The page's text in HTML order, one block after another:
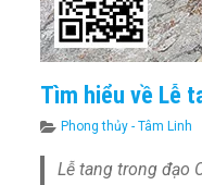
Tìm hiểu về Lễ
Categories
Phong thủy - Tâm Linh
Lễ tang trong đạo